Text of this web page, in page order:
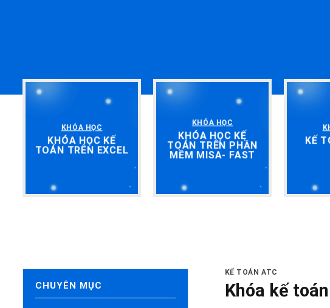
KHÓA HỌC
KHÓA HỌC KẾ
TOÁN TRÊN EXCEL
KHÓA HỌC
KHÓA HỌC KẾ
TOÁN TRÊN PHẦN
MỀM MISA- FAST
KẾ
CHUYÊN MỤC
KẾ TOÁN ATC
Khóa kế